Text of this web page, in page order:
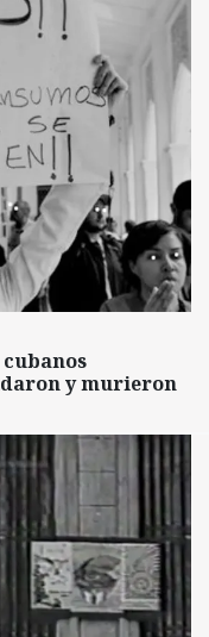
y murieron